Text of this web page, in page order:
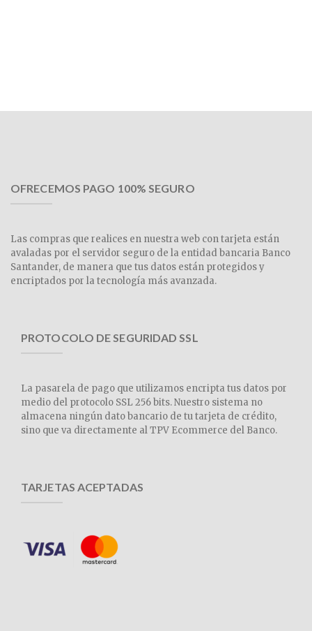
OFRECEMOS PAGO 100% SEGURO
Las compras que realices en nuestra web con tarjeta están
avaladas por el servidor seguro de la entidad bancaria Banco
Santander, de manera que tus datos están protegidos y
encriptados por la tecnología más avanzada.
PROTOCOLO DE SEGURIDAD SSL
La pasarela de pago que utilizamos encripta tus datos por
medio del protocolo SSL 256 bits. Nuestro sistema no
almacena ningún dato bancario de tu tarjeta de crédito,
sino que va directamente al TPV Ecommerce del Banco.
TARJETAS ACEPTADAS